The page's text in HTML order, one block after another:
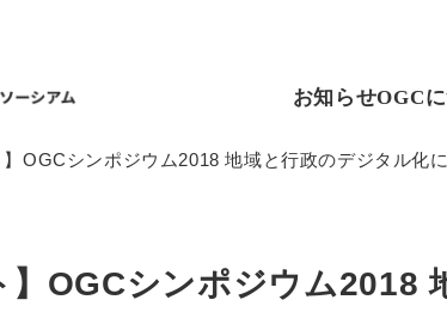
お知らせOGC
】OGCシンポジウム2018 地域と行政のデジタル化
】OGCシンポジウム2018